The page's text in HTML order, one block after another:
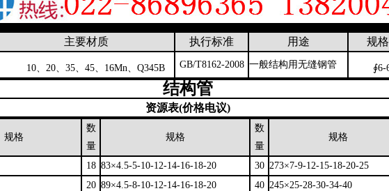
主要材质 执行标准 用途 规
10、20、35、45、16Mn、Q345B GB/T8162-2008 一般结构用无缝钢管 ∮6-
结构管
资源表(价格电议)
规格
数
量
规格
数
量
规格
18 83×4.5-5-10-12-14-16-18-20 30 273×7-9-12-15-18-20-25
20 89×4.5-8-10-12-14-16-18-20 40 245×25-28-30-34-40